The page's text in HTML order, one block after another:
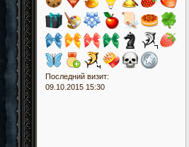
Последний визит:
09.10.2015 15:30